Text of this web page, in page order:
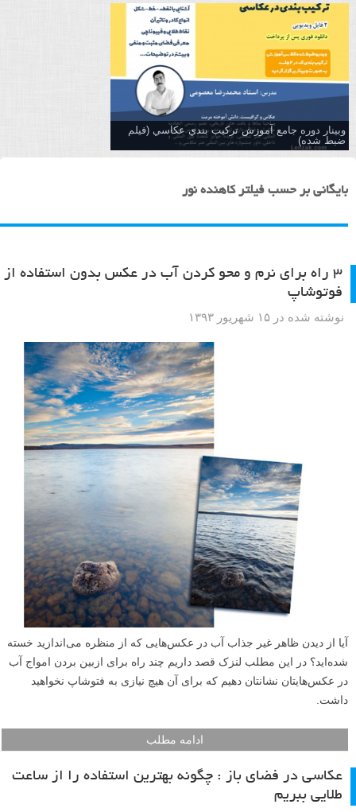
وبینار دوره جامع آموزش تركيب بندي عكاسي (فیلم
ضبط شده)
بایگانی بر حسب فیلتر کاهنده نور
۳ راه برای نرم و محو کردن آب در عکس بدون استفاده از
فوتوشاپ
نوشته شده در ۱۵ شهریور ۱۳۹۳
آیا از دیدن ظاهر غیر جذاب آب در عکس‌هایی که از منظره می‌اندازید خسته
شده‌اید؟ در این مطلب لنزک قصد داریم چند راه برای ازبین بردن امواج آب
در عکس‌هایتان نشانتان دهیم که برای آن هیچ نیازی به فتوشاپ نخواهید
داشت.
ادامه مطلب
عکاسی در فضای باز : چگونه بهترین استفاده را از ساعت
طلایی ببریم